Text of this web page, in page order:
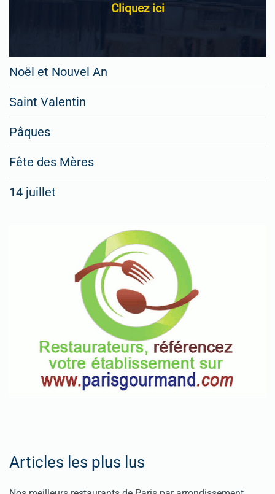
Cliquez ici
Noël et Nouvel An
Saint Valentin
Pâques
Fête des Mères
14 juillet
Articles les plus lus